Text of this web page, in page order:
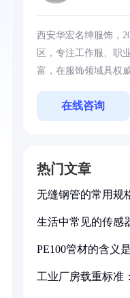
西安华宏名绅服饰，
区，专注工作服、职
富，在服饰领域具权威
在线咨询
热门文章
无缝钢管的常用规
生活中常见的传感
PE100管材的含义
工业厂房载重标准